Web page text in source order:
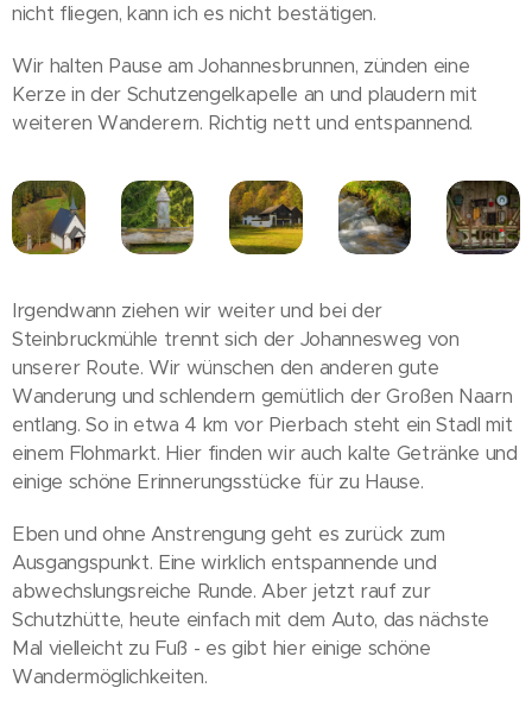
nicht fliegen, kann ich es nicht bestätigen.
Wir halten Pause am Johannesbrunnen, zünden eine
Kerze in der Schutzengelkapelle an und plaudern mit
weiteren Wanderern. Richtig nett und entspannend.
Irgendwann ziehen wir weiter und bei der
Steinbruckmühle trennt sich der Johannesweg von
unserer Route. Wir wünschen den anderen gute
Wanderung und schlendern gemütlich der Großen Naarn
entlang. So in etwa 4 km vor Pierbach steht ein Stadl mit
einem Flohmarkt. Hier finden wir auch kalte Getränke und
einige schöne Erinnerungsstücke für zu Hause.
Eben und ohne Anstrengung geht es zurück zum
Ausgangspunkt. Eine wirklich entspannende und
abwechslungsreiche Runde. Aber jetzt rauf zur
Schutzhütte, heute einfach mit dem Auto, das nächste
Mal vielleicht zu Fuß - es gibt hier einige schöne
Wandermöglichkeiten.